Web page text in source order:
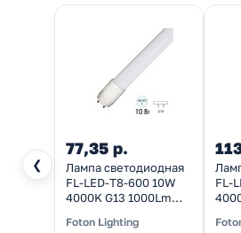
❮
77,35 р.
Лампа светодиодная
FL-LED-T8-600 10W
4000K G13 1000Lm
матовая белый свет
Foton Lighting
FL-